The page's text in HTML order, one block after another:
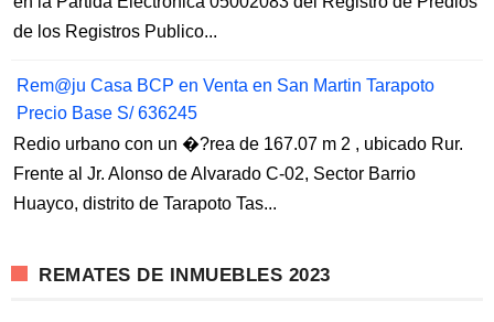
de los Registros Publico...
Rem@ju Casa BCP en Venta en San Martin Tarapoto
Precio Base S/ 636245
Redio urbano con un �?rea de 167.07 m 2 , ubicado Rur.
Frente al Jr. Alonso de Alvarado C-02, Sector Barrio
Huayco, distrito de Tarapoto Tas...
REMATES DE INMUEBLES 2023